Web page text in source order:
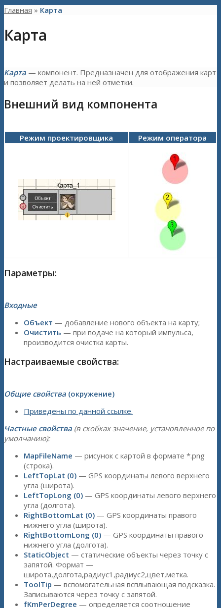
Главная » Карта
Карта
Карта — компонент. Предназначен для отображения карт
и позволяет делать на ней отметки.
Внешний вид компонента
Режим проектировщика Режим оператора
Параметры:
Входные
Объект — добавление нового объекта на карту;
Очистить — при подаче на который импульса,
производится очистка карты.
Настраиваемые свойства:
Общие свойства (окружение)
Приведены по данной ссылке.
Частные свойства (в скобках значение, установленное по
умолчанию):
MapFileName — рисунок с картой в формате *.png
(строка).
LeftTopLat (0) — GPS координаты левого верхнего
угла (широта).
LeftTopLong (0) — GPS координаты левого верхнего
угла (долгота).
RightBottomLat (0) — GPS координаты правого
нижнего угла (широта).
RightBottomLong (0) — GPS координаты правого
нижнего угла (долгота).
StaticObject — cтатические объекты через точку с
запятой. Формат —
широта,долгота,радиус1,радиус2,цвет,метка.
ToolTip — вспомогательная всплывающая подсказка.
Записываются через точку с запятой.
fKmPerDegree — определяется соотношение